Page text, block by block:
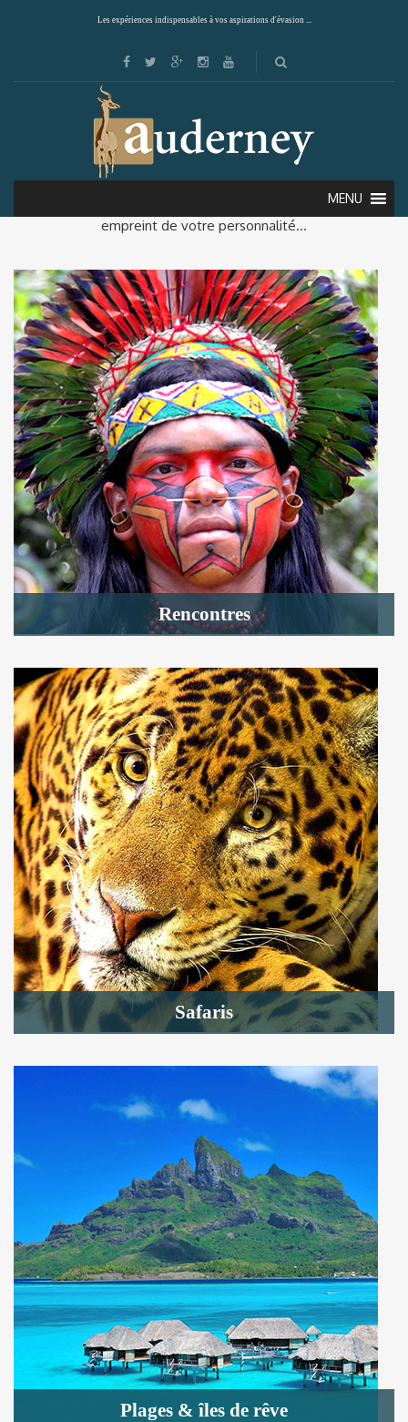
Les expériences indispensables à vos aspirations d'évasion ...
MENU
Voyagez selon vos envies… Nous dessinerons à votre
intention un voyage à la carte unique en son genre et
empreint de votre personnalité…
Rencontres
Safaris
Plages & îles de rêve